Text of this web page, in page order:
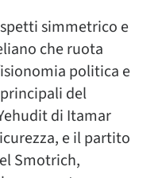
simmetrico e
che ruota
politica e
del
di Itamar
e il partito
Smotrich,